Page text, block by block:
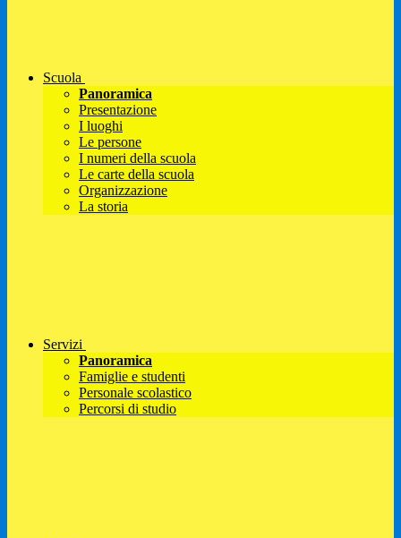
Scuola
Panoramica
Presentazione
I luoghi
Le persone
I numeri della scuola
Le carte della scuola
Organizzazione
La storia
Servizi
Panoramica
Famiglie e studenti
Personale scolastico
Percorsi di studio